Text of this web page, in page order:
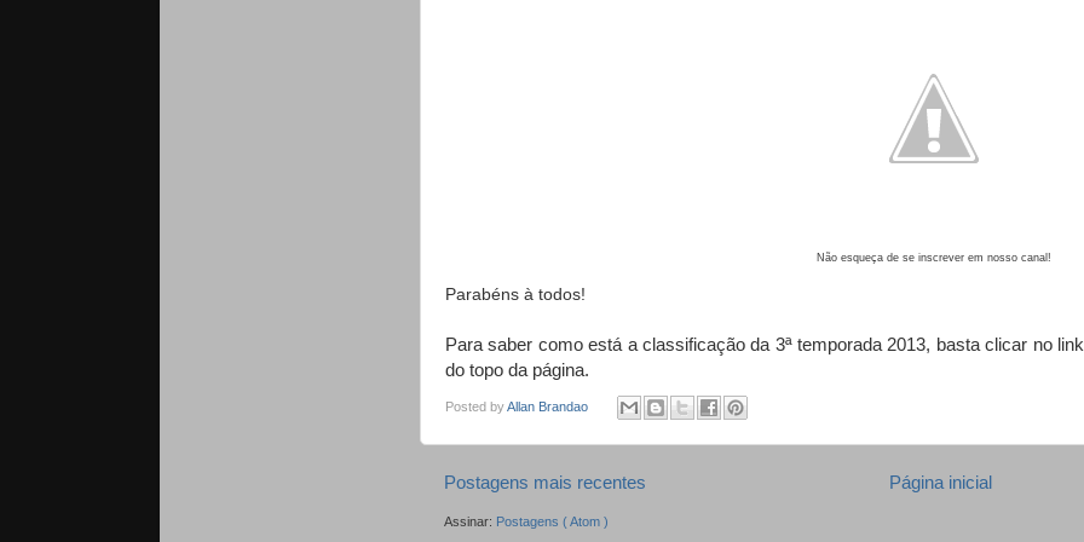
Não esqueça de se inscrever em nosso canal!
Parabéns à todos!
Para saber como está a classificação da 3ª temporada 2013, basta clicar no link
do topo da página.
Posted byAllan Brandao
Postagens mais recentes Página inicial
Assinar: Postagens ( Atom )